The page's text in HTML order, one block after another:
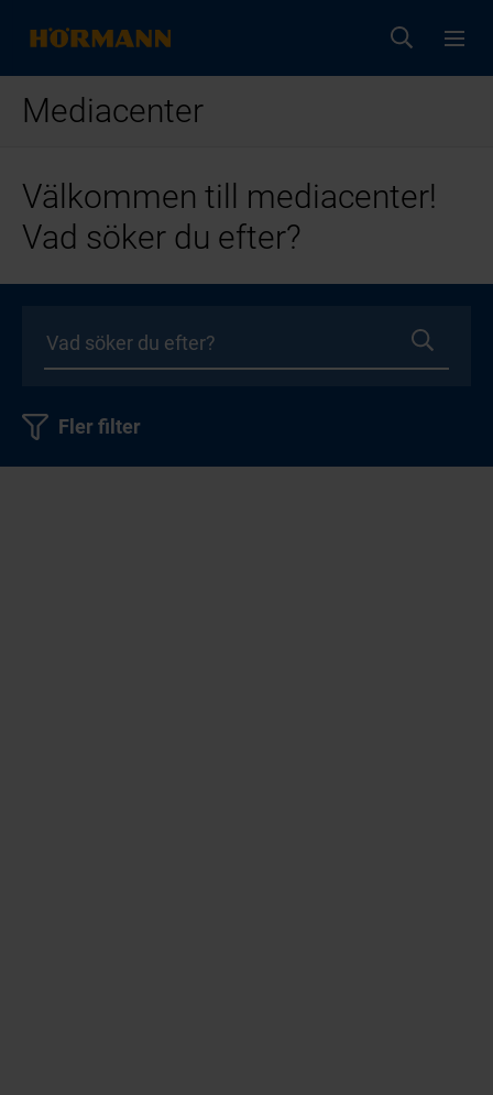
Mediacenter
Välkommen till mediacenter!
Vad söker du efter?
Fler filter